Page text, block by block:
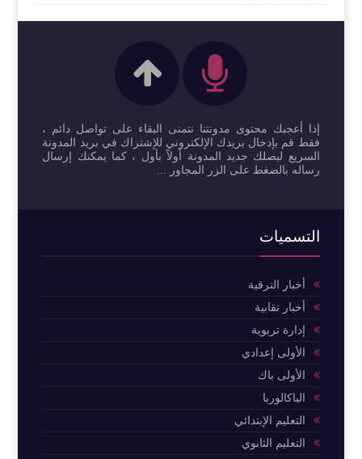
إذا أعجبك محتوى مدونتنا نتمنى البقاء على تواصل دائم ،
فقط قم بإدخال بريدك الإلكتروني للإشتراك في بريد المدونة
السريع ليصلك جديد المدونة أولاً بأول ، كما يمكنك إرسال
رساله بالضغط على الزر المجاور ...
التسميات
أخبار الترقية
أخبار نقابية
إدارة تربوية
الأولى إعدادي
الأولى باك
الباكالوربا
التعليم الإبتدائي
التعليم الثانوي